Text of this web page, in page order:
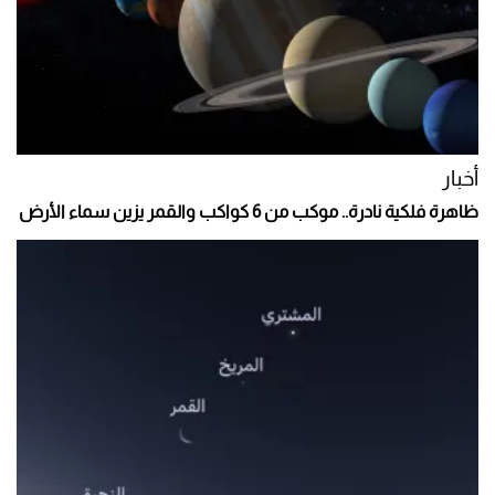
أخبار
ظاهرة فلكية نادرة.. موكب من 6 كواكب والقمر يزين سماء الأرض